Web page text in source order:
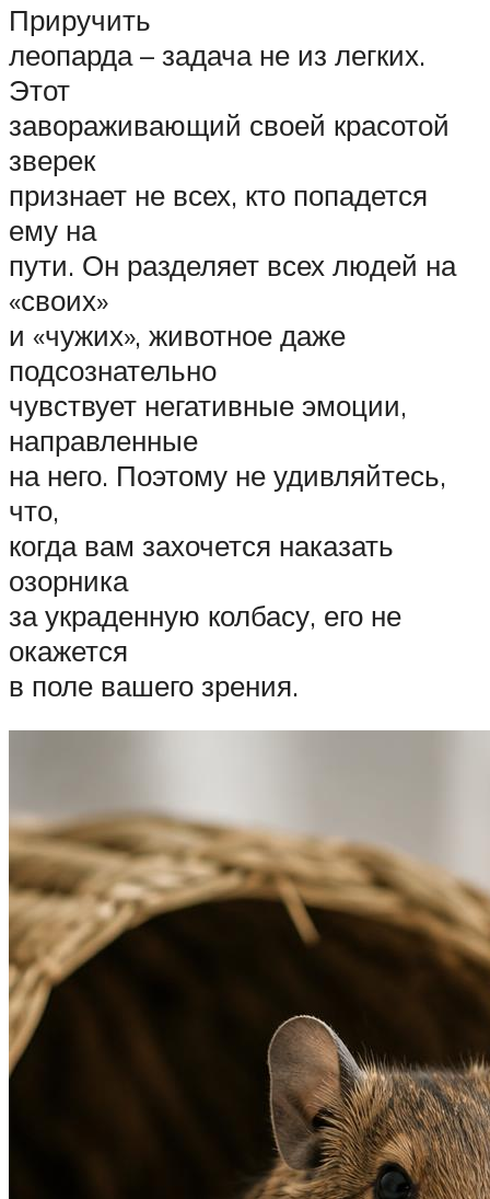
Приручить
леопарда – задача не из легких.
Этот
завораживающий своей красотой
зверек
признает не всех, кто попадется
ему на
пути. Он разделяет всех людей на
«своих»
и «чужих», животное даже
подсознательно
чувствует негативные эмоции,
направленные
на него. Поэтому не удивляйтесь,
что,
когда вам захочется наказать
озорника
за украденную колбасу, его не
окажется
в поле вашего зрения.